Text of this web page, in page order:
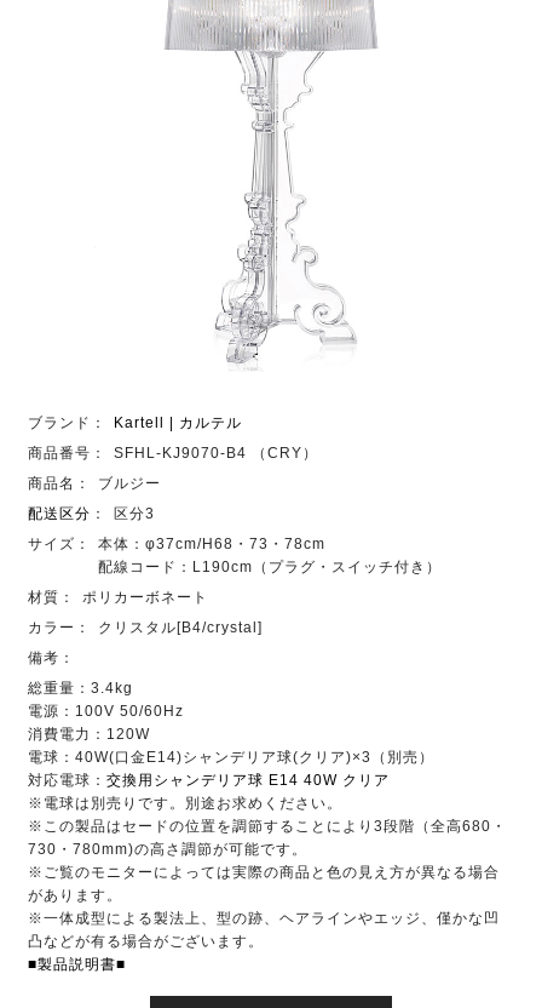
ブランド：
Kartell | カルテル
商品番号：
SFHL-KJ9070-B4 （CRY）
商品名：
ブルジー
配送区分 ：
区分3
サイズ：
本体：φ37cm/H68・73・78cm
配線コード：L190cm（プラグ・スイッチ付き）
材質：
ポリカーボネート
カラー：
クリスタル[B4/crystal]
備考：
総重量：3.4kg
電源：100V 50/60Hz
消費電力：120W
電球：40W(口金E14)シャンデリア球(クリア)×3（別売）
対応電球： 交換用シャンデリア球 E14 40W クリア
※電球は別売りです。別途お求めください。
※この製品はセードの位置を調節することにより3段階（全高680・
730・780mm)の高さ調節が可能です。
※ご覧のモニターによっては実際の商品と色の見え方が異なる場合
があります。
※一体成型による製法上、型の跡、ヘアラインやエッジ、僅かな凹
凸などが有る場合がございます。
■製品説明書■